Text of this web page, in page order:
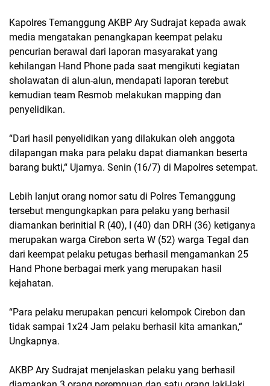
Kapolres Temanggung AKBP Ary Sudrajat kepada awak
media mengatakan penangkapan keempat pelaku
pencurian berawal dari laporan masyarakat yang
kehilangan Hand Phone pada saat mengikuti kegiatan
sholawatan di alun-alun, mendapati laporan terebut
kemudian team Resmob melakukan mapping dan
penyelidikan.
“Dari hasil penyelidikan yang dilakukan oleh anggota
dilapangan maka para pelaku dapat diamankan beserta
barang bukti,“ Ujarnya. Senin (16/7) di Mapolres setempat.
Lebih lanjut orang nomor satu di Polres Temanggung
tersebut mengungkapkan para pelaku yang berhasil
diamankan berinitial R (40), I (40) dan DRH (36) ketiganya
merupakan warga Cirebon serta W (52) warga Tegal dan
dari keempat pelaku petugas berhasil mengamankan 25
Hand Phone berbagai merk yang merupakan hasil
kejahatan.
“Para pelaku merupakan pencuri kelompok Cirebon dan
tidak sampai 1x24 Jam pelaku berhasil kita amankan,“
Ungkapnya.
AKBP Ary Sudrajat menjelaskan pelaku yang berhasil